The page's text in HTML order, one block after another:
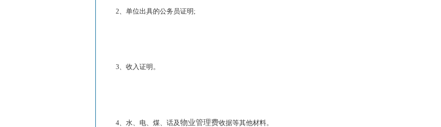
2、单位出具的公务员证明;
3、收入证明。
4、水、电、煤、话及物业管理费收据等其他材料。